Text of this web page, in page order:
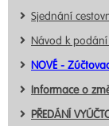
Sjednání
Návod k
NOVÉ -
Informace o
PŘEDÁNÍ